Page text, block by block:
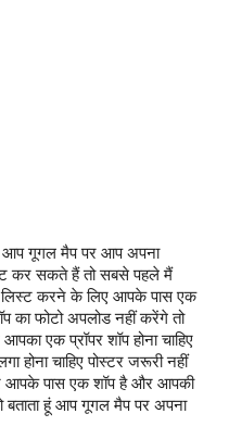
आप गूगल मैप पर आप अपना
कर सकते हैं तो सबसे पहले मैं
करने के लिए आपके पास एक
का फोटो अपलोड नहीं करेंगे तो
एक प्रॉपर शॉप होना चाहिए
होना चाहिए पोस्टर जरूरी नहीं
आपके पास एक शॉप है और आपकी
हूं आप गूगल मैप पर अपना